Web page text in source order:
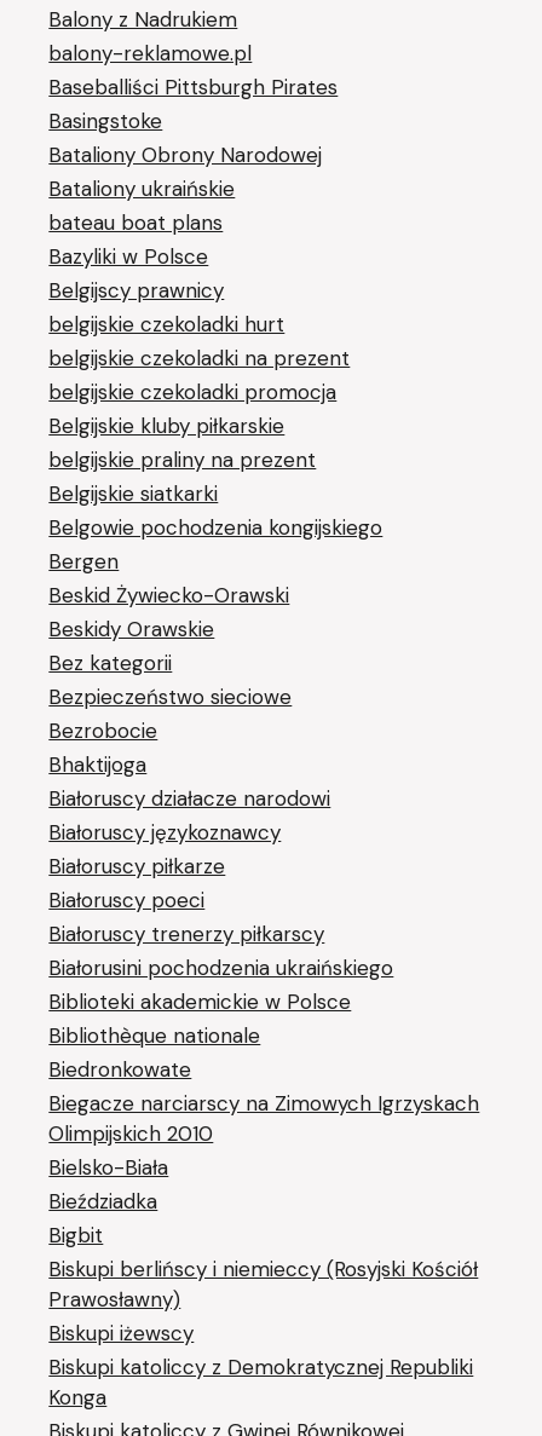
Balony z Nadrukiem
balony-reklamowe.pl
Baseballiści Pittsburgh Pirates
Basingstoke
Bataliony Obrony Narodowej
Bataliony ukraińskie
bateau boat plans
Bazyliki w Polsce
Belgijscy prawnicy
belgijskie czekoladki hurt
belgijskie czekoladki na prezent
belgijskie czekoladki promocja
Belgijskie kluby piłkarskie
belgijskie praliny na prezent
Belgijskie siatkarki
Belgowie pochodzenia kongijskiego
Bergen
Beskid Żywiecko-Orawski
Beskidy Orawskie
Bez kategorii
Bezpieczeństwo sieciowe
Bezrobocie
Bhaktijoga
Białoruscy działacze narodowi
Białoruscy językoznawcy
Białoruscy piłkarze
Białoruscy poeci
Białoruscy trenerzy piłkarscy
Białorusini pochodzenia ukraińskiego
Biblioteki akademickie w Polsce
Bibliothèque nationale
Biedronkowate
Biegacze narciarscy na Zimowych Igrzyskach
Olimpijskich 2010
Bielsko-Biała
Bieździadka
Bigbit
Biskupi berlińscy i niemieccy (Rosyjski Kościół
Prawosławny)
Biskupi iżewscy
Biskupi katoliccy z Demokratycznej Republiki
Konga